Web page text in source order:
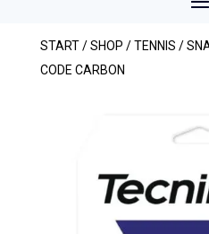
START/SHOP /TENNIS /
CODE CARBON